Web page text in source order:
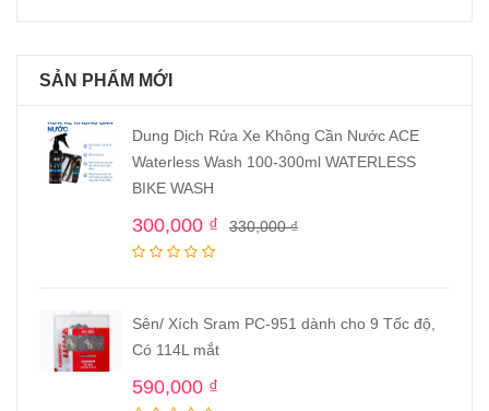
SẢN PHẨM MỚI
Dung Dịch Rửa Xe Không Cần Nước ACE
Waterless Wash 100-300ml WATERLESS
BIKE WASH
330,000₫
300,000 ₫
Sên/ Xích Sram PC-951 dành cho 9 Tốc độ,
Có 114L mắt
590,000 ₫